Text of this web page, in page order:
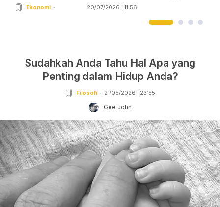
Ekonomi 20/07/2026 | 11:56
Sudahkah Anda Tahu Hal Apa yang
Penting dalam Hidup Anda?
Filosofi 21/05/2026 | 23:55
Gee John